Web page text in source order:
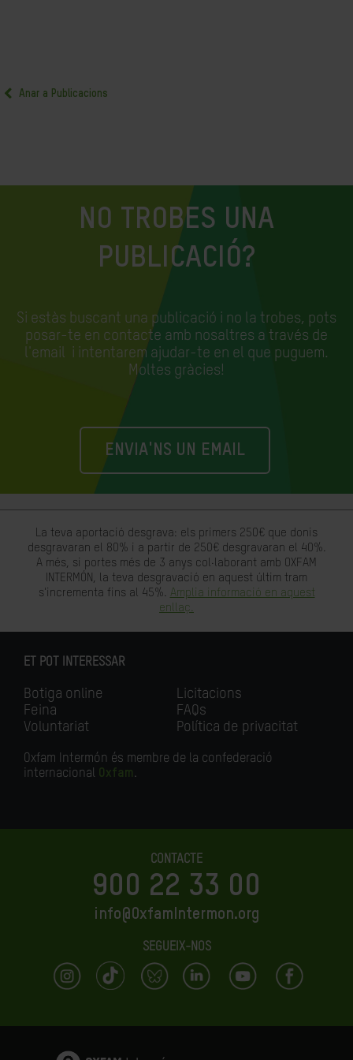
Anar a Publicacions
NO TROBES UNA
PUBLICACIÓ?
Si estàs buscant una publicació i no la trobes, pots
posar-te en contacte amb nosaltres a través de
l'email i intentarem ajudar-te en el que puguem.
Moltes gràcies!
ENVIA'NS UN EMAIL
La teva aportació desgrava: els primers 250€ que donis
desgravaran el 80% i a partir de 250€ desgravaran el 40%.
A més, si portes més de 3 anys col·laborant amb OXFAM
INTERMÓN, la teva desgravació en aquest últim tram
s'incrementa fins al 45%. Amplia informació en aquest
enllaç.
ET POT INTERESSAR
Botiga online
Feina
Voluntariat
Licitacions
FAQs
Política de privacitat
Oxfam Intermón és membre de la confederació
internacional Oxfam.
CONTACTE
900 22 33 00
info@OxfamIntermon.org
SEGUEIX-NOS